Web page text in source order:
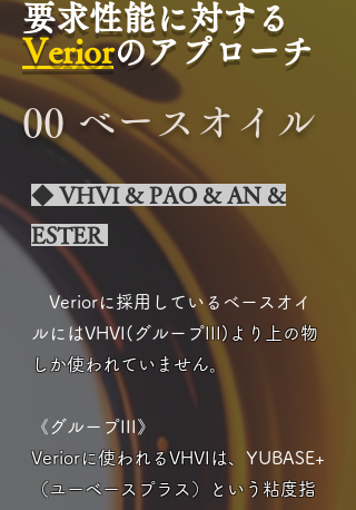
要求性能に対する
Veriorのアプローチ
00 ベースオイル
◆ VHVI & PAO & AN &
ESTER
Veriorに採用しているベースオイ
ルにはVHVI(グループIII)より上の物
しか使われていません。
《グループIII》
Veriorに使われるVHVIは、 YUBASE+
（ユーベースプラス）という粘度指